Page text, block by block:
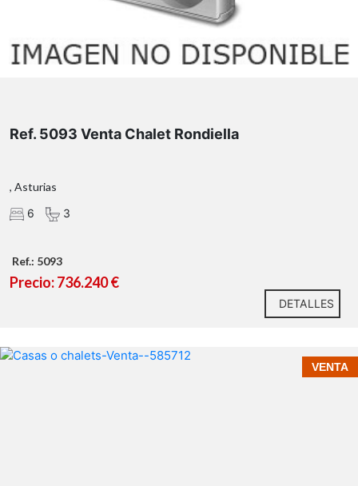
Ref. 5093 Venta Chalet Rondiella
, Asturias
6
3
Ref.: 5093
Precio: 736.240 €
DETALLES
VENTA